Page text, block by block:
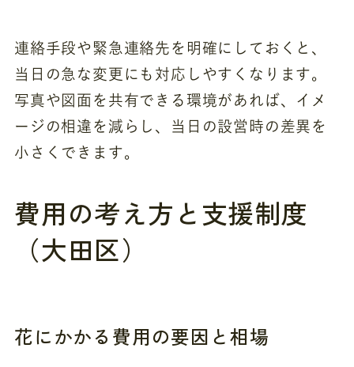
連絡手段や緊急連絡先を明確にしておくと、
当日の急な変更にも対応しやすくなります。
写真や図面を共有できる環境があれば、イメ
ージの相違を減らし、当日の設営時の差異を
小さくできます。
費用の考え方と支援制度
（大田区）
花にかかる費用の要因と相場